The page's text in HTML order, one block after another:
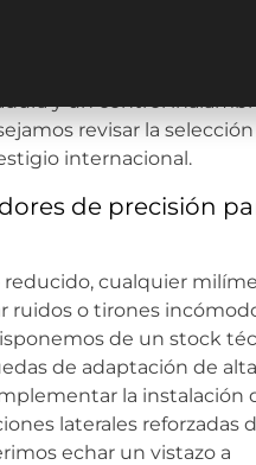
de aluminio,
revisar la selección
internacional.
de precisión
cualquier
ruidos o tirones
de un stock
de adaptación de alta
la instalación
laterales reforzadas
echar un vistazo a